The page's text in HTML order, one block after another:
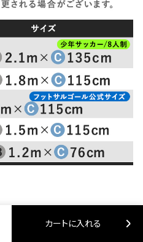
カートに入れる